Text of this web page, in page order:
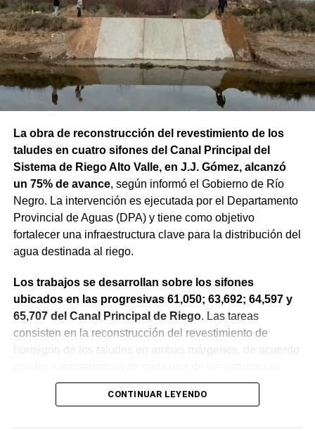
La obra de reconstrucción del revestimiento de los
taludes en cuatro sifones del Canal Principal del
Sistema de Riego Alto Valle, en J.J. Gómez, alcanzó
un 75% de avance, según informó el Gobierno de Río
Negro. La intervención es ejecutada por el Departamento
Provincial de Aguas (DPA) y tiene como objetivo
fortalecer una infraestructura clave para la distribución del
agua destinada al riego.
Los trabajos se desarrollan sobre los sifones
ubicados en las progresivas 61,050; 63,692; 64,597 y
65,707 del Canal Principal de Riego. Las tareas
consisten en la reconstrucción del revestimiento de
hormigón de los taludes en ambas márgenes, de acuerdo
La obra incluye la demolición de losas deterioradas, la
CONTINUAR LEYENDO